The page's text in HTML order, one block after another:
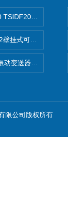
TSIDF2000可编程
壁挂式可编程双通道
动变送器DN3200
限公司版权所有